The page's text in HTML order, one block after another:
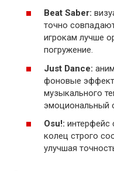
Beat Saber:
точно
игрокам лучше
погружение.
Just Dance:
фоновые
музыкального
эмоциональный
Osu!: интерфейс
колец строго
улучшая